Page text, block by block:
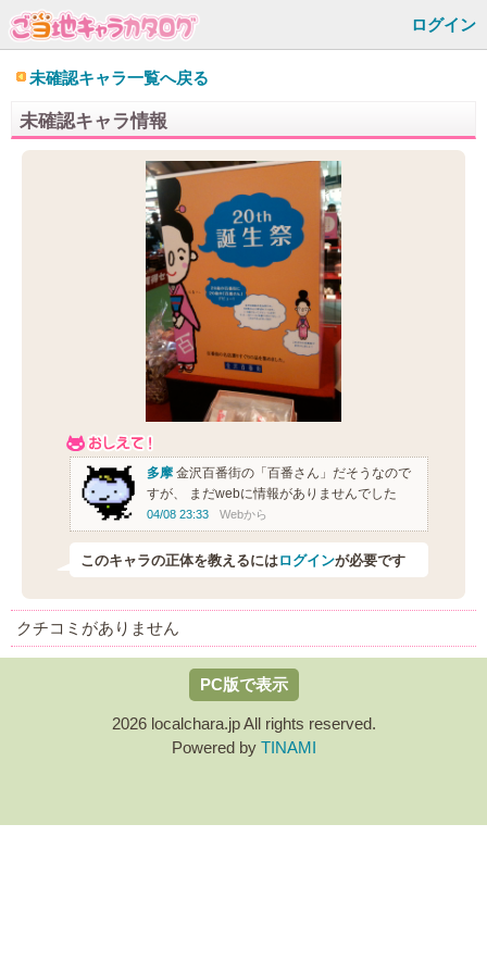
ログイン
未確認キャラ一覧へ戻る
未確認キャラ情報
多摩 金沢百番街の「百番さん」だそうなので
すが、 まだwebに情報がありませんでした
04/08 23:33 Webから
このキャラの正体を教えるにはログインが必要です
クチコミがありません
PC版で表示
2026 localchara.jp All rights reserved.
Powered by TINAMI